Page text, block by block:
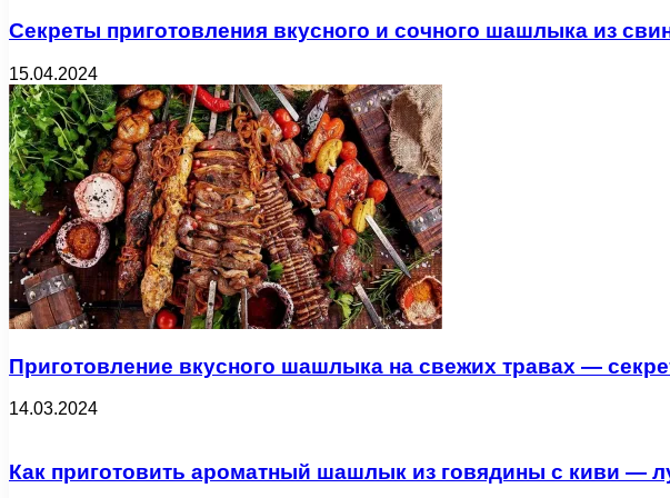
Секреты приготовления вкусного и сочного шашлыка из
15.04.2024
Приготовление вкусного шашлыка на свежих травах —
14.03.2024
Как приготовить ароматный шашлык из говядины с киви —